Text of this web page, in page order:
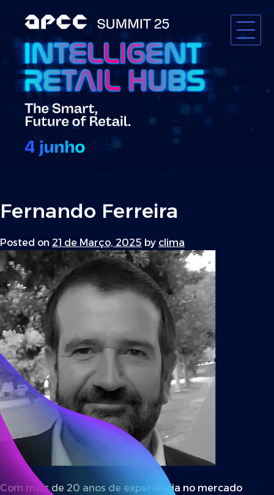
content
Fernando Ferreira
Posted on 21 de Março, 2025 by clima
Com mais de 20 anos de experiência no mercado